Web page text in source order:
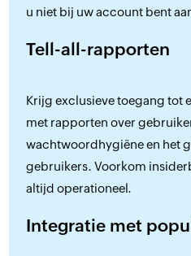
u niet bij uw account bent
Tell-all-rapporten
Krijg exclusieve toegang tot
met rapporten over
wachtwoordhygiëne en het
gebruikers. Voorkom
altijd operationeel.
Integratie met